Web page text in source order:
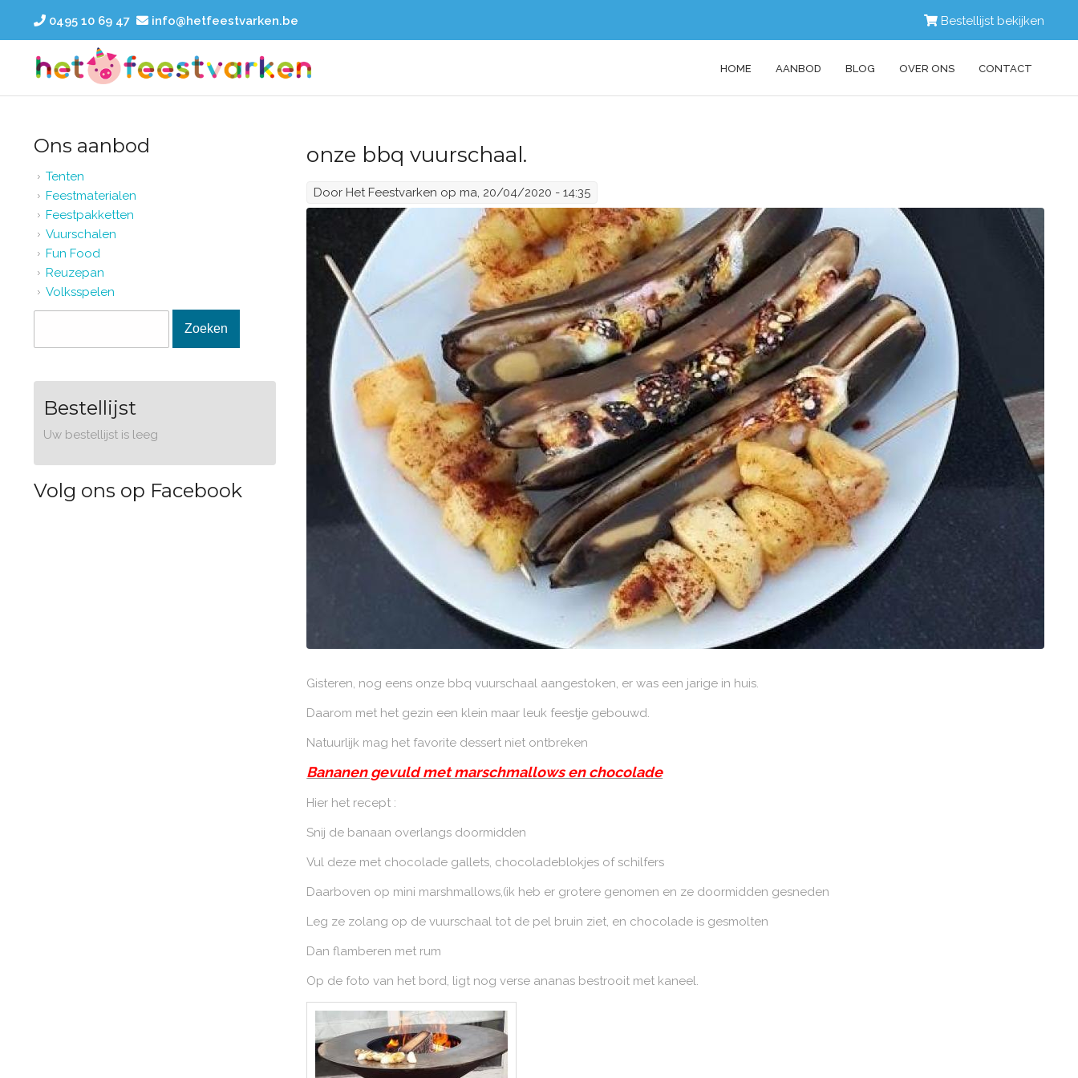
0495 10 69 47
info@hetfeestvarken.be Bestellijst bekijken
HOME AANBOD BLOG OVER ONS CONTACT
onze bbq vuurschaal.
Door Het Feestvarken op ma, 20/04/2020 - 14:35
Gisteren, nog eens onze bbq vuurschaal aangestoken, er was een jarige in huis.
Daarom met het gezin een klein maar leuk feestje gebouwd.
Natuurlijk mag het favorite dessert niet ontbreken
Bananen gevuld met marschmallows en chocolade
Hier het recept :
Snij de banaan overlangs doormidden
Vul deze met chocolade gallets, chocoladeblokjes of schilfers
Daarboven op mini marshmallows,(ik heb er grotere genomen en ze doormidden gesneden
Leg ze zolang op de vuurschaal tot de pel bruin ziet, en chocolade is gesmolten
Dan flamberen met rum
Op de foto van het bord, ligt nog verse ananas bestrooit met kaneel.
Ons aanbod
Tenten
Feestmaterialen
Feestpakketten
Vuurschalen
Fun Food
Reuzepan
Volksspelen
Zoekveld
Bestellijst
Uw bestellijst is leeg
Volg ons op Facebook